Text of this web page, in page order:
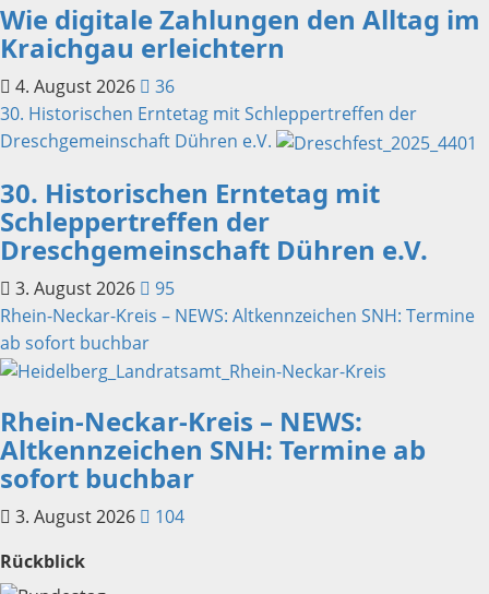
Wie digitale Zahlungen den Alltag im
Kraichgau erleichtern
4. August 2026
36
30. Historischen Erntetag mit Schleppertreffen der
Dreschgemeinschaft Dühren e.V.
30. Historischen Erntetag mit
Schleppertreffen der
Dreschgemeinschaft Dühren e.V.
3. August 2026
95
Rhein-Neckar-Kreis – NEWS: Altkennzeichen SNH: Termine
ab sofort buchbar
Rhein-Neckar-Kreis – NEWS:
Altkennzeichen SNH: Termine ab
sofort buchbar
3. August 2026
104
Rückblick